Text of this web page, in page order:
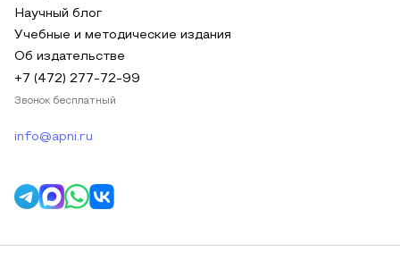
Научный блог
Учебные и методические издания
Об издательстве
+7 (472) 277-72-99
Звонок бесплатный
info@apni.ru